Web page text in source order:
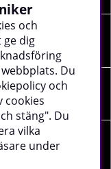
och
dig
Du
och
cookies
stäng". Du
vilka
under